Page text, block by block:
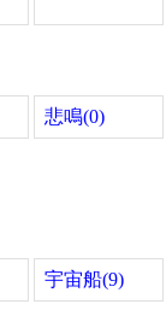
悲鳴(0)
宇宙船(9)